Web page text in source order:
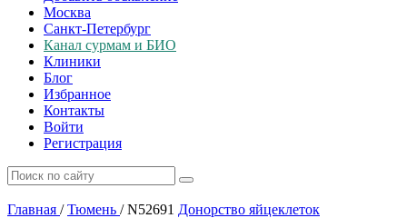
Москва
Санкт-Петербург
Канал сурмам и БИО
Клиники
Блог
Избранное
Контакты
Войти
Регистрация
Главная / Тюмень /N52691 Донорство яйцеклеток